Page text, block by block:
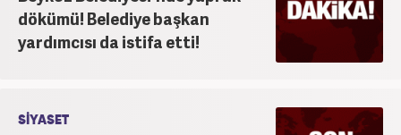
dökümü! Belediye başkan
yardımcısı da istifa etti!
SİYASET